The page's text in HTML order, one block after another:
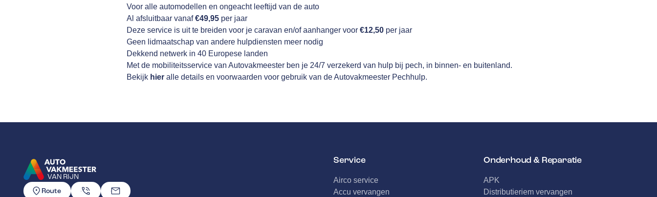
Voor alle automodellen en ongeacht leeftijd van de auto
Al afsluitbaar vanaf€49,95 per jaar
Deze service is uit te breiden voor je caravan en/of aanhanger voor€12,50 per jaar
Geen lidmaatschap van andere hulpdiensten meer nodig
Dekkend netwerk in 40 Europese landen
Met de mobiliteitsservice van Autovakmeester ben je 24/7 verzekerd van hulp bij pech, in binnen- en buitenland.
Bekijk hier alle details en voorwaarden voor gebruik van de Autovakmeester Pechhulp.
VAN RIJN
GA NAAR DE HOMEPAGINA
Route
Service
Airco service
Accu vervangen
Onderhoud & Reparatie
APK
Distributieriem vervangen